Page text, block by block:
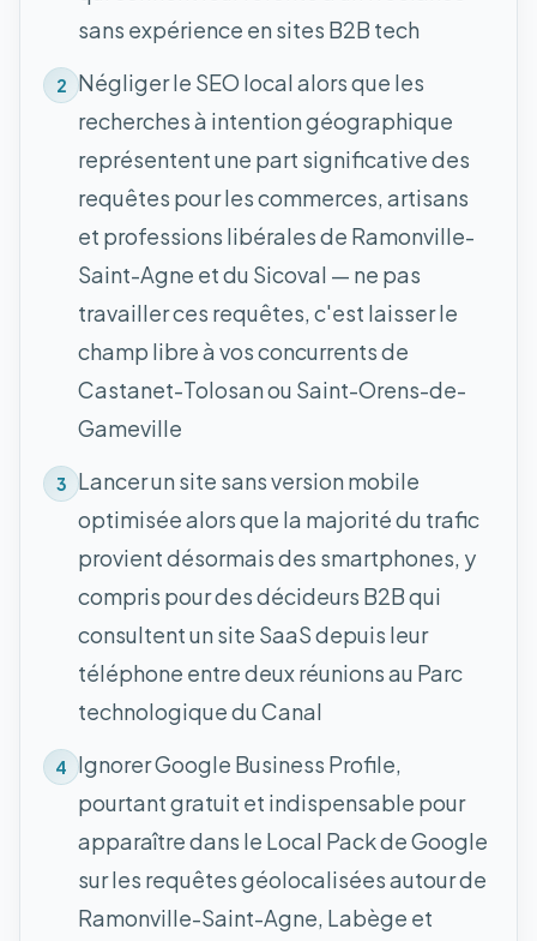
sans expérience en sites B2B tech
2 Négliger le SEO local alors que les
recherches à intention géographique
représentent une part significative des
requêtes pour les commerces, artisans
et professions libérales de Ramonville-
Saint-Agne et du Sicoval — ne pas
travailler ces requêtes, c'est laisser le
champ libre à vos concurrents de
Castanet-Tolosan ou Saint-Orens-de-
Gameville
3 Lancer un site sans version mobile
optimisée alors que la majorité du trafic
provient désormais des smartphones, y
compris pour des décideurs B2B qui
consultent un site SaaS depuis leur
téléphone entre deux réunions au Parc
technologique du Canal
4 Ignorer Google Business Profile,
pourtant gratuit et indispensable pour
apparaître dans le Local Pack de Google
sur les requêtes géolocalisées autour de
Ramonville-Saint-Agne, Labège et